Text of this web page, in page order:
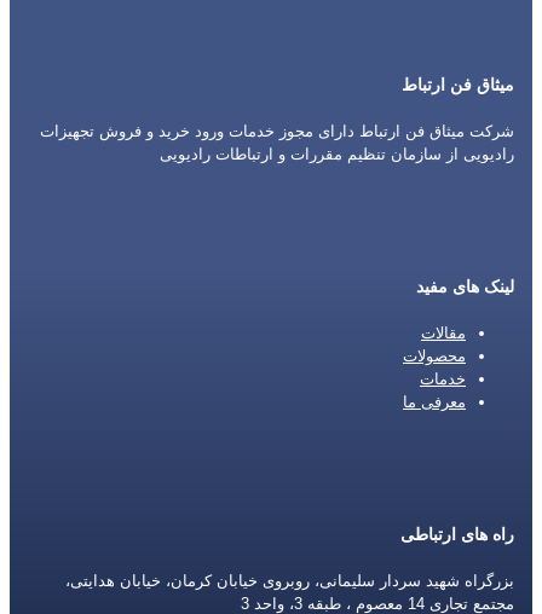
میثاق فن ارتباط
شرکت میثاق فن ارتباط دارای مجوز خدمات ورود خرید و فروش تجهیزات
رادیویی از سازمان تنظیم مقررات و ارتباطات رادیویی
لینک های مفید
مقالات
محصولات
خدمات
معرفی ما
راه های ارتباطی
بزرگراه شهید سردار سلیمانی، روبروی خیابان کرمان، خیابان هدایتی،
مجتمع تجاری 14 معصوم ، طبقه 3، واحد 3